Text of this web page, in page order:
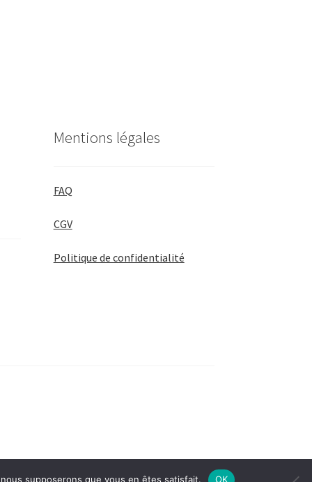
Mentions légales
FAQ
CGV
Politique de confidentialité
supposerons que vous en êtes satisfait. OK